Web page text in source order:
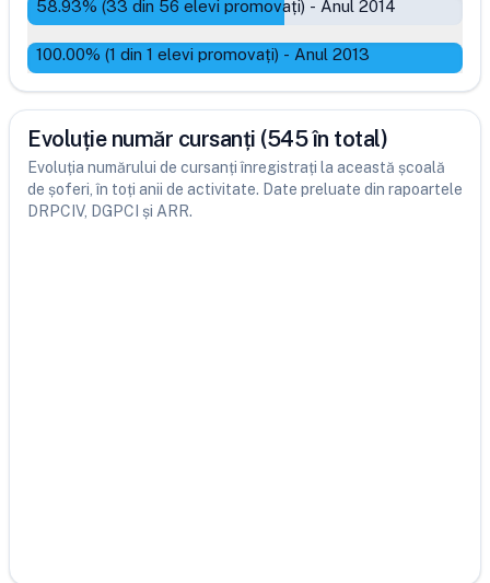
58.93% (33 din 56 elevi promovați) - Anul 2014
100.00% (1 din 1 elevi promovați) - Anul 2013
Evoluție număr cursanți (545 în total)
Evoluția numărului de cursanți înregistrați la această școală
de șoferi, în toți anii de activitate. Date preluate din rapoartele
DRPCIV, DGPCI și ARR.